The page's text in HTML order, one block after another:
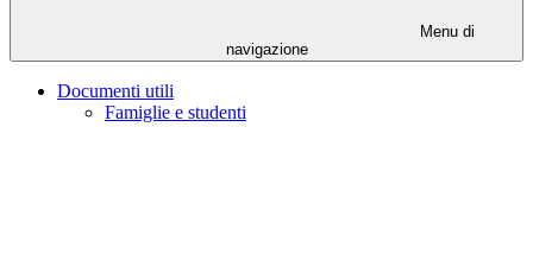
Menu di
navigazione
Documenti utili
Famiglie e studenti